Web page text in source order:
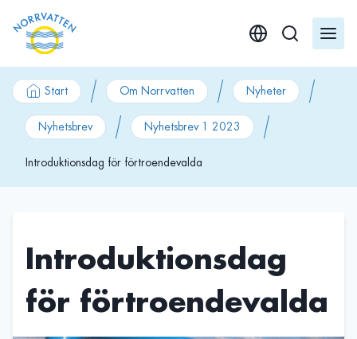
Start Om Norrvatten Nyheter
Nyhetsbrev Nyhetsbrev 1 2023
Introduktionsdag för förtroendevalda
Introduktionsdag
för förtroendevalda